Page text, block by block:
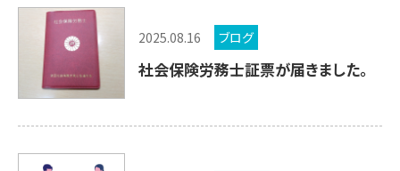
2025.08.16 ブログ
社会保険労務士証票が届きました。